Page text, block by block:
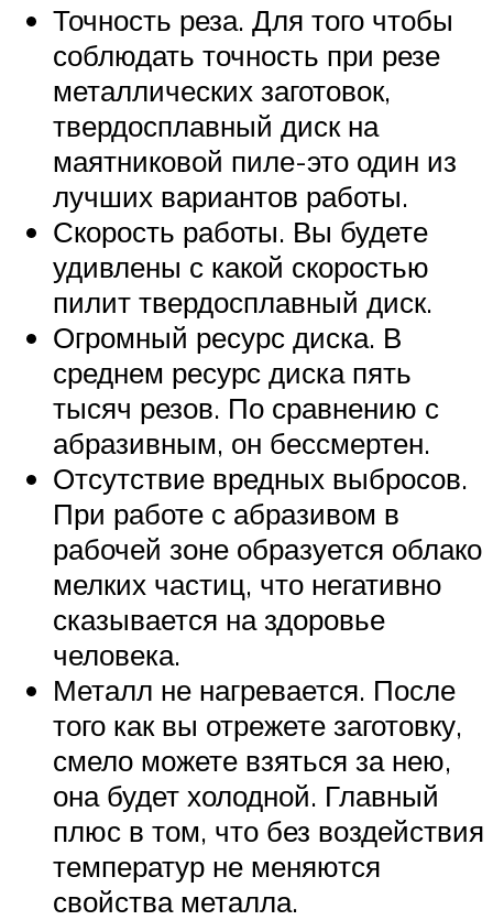
Точность реза. Для того чтобы
соблюдать точность при резе
металлических заготовок,
твердосплавный диск на
маятниковой пиле-это один из
лучших вариантов работы.
Скорость работы. Вы будете
удивлены с какой скоростью
пилит твердосплавный диск.
Огромный ресурс диска. В
среднем ресурс диска пять
тысяч резов. По сравнению с
абразивным, он бессмертен.
Отсутствие вредных выбросов.
При работе с абразивом в
рабочей зоне образуется облако
мелких частиц, что негативно
сказывается на здоровье
человека.
Металл не нагревается. После
того как вы отрежете заготовку,
смело можете взяться за нею,
она будет холодной. Главный
плюс в том, что без воздействия
температур не меняются
свойства металла.